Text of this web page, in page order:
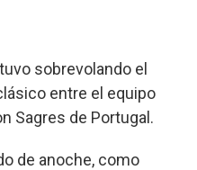
sobrevolando el
entre el equipo
Sagres de Portugal.
de anoche, como